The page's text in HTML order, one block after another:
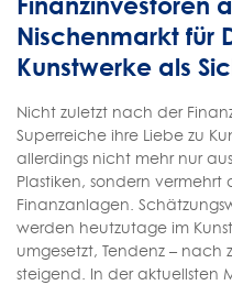
Finanzinvestoren
Nischenmarkt für
Kunstwerke als
Nicht zuletzt nach der
Superreiche ihre Liebe zu
allerdings nicht mehr nur
Plastiken, sondern vermehrt
Finanzanlagen.
werden heutzutage im
umgesetzt, Tendenz –
steigend. In der aktuellsten